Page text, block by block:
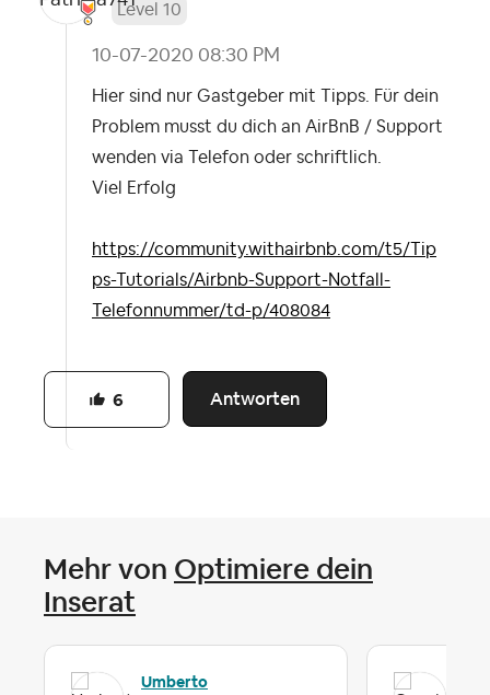
Level 10
‎10-07-2020 08:30 PM
Hier sind nur Gastgeber mit Tipps. Für dein
Problem musst du dich an AirBnB / Support
wenden via Telefon oder schriftlich.
Viel Erfolg
https://community.withairbnb.com/t5/Tip
ps-Tutorials/Airbnb-Support-Notfall-
Telefonnummer/td-p/408084
Antworten
6
Mehr von Optimiere dein
Inserat
Umberto